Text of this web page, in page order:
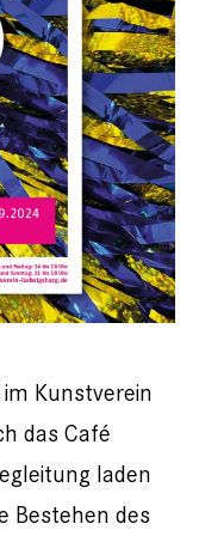
Kunstverein
das Café
laden
Bestehen des